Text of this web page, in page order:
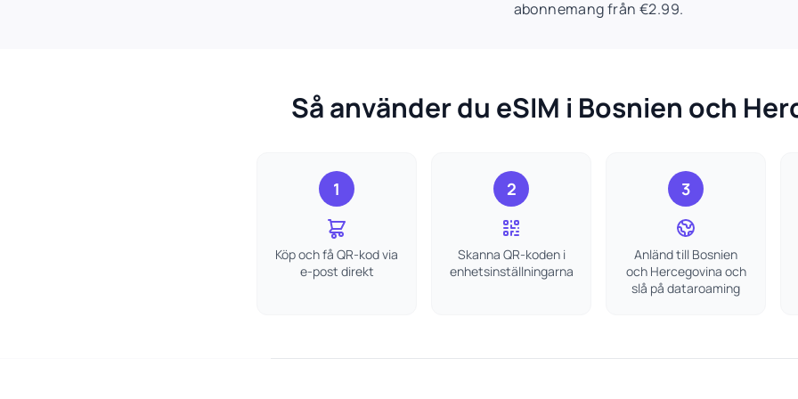
abonnemang från €2.99.
Så använder du eSIM i Bosnien och
1
Köp och få QR-kod via
e-post direkt
2
Skanna QR-koden i
enhetsinställningarna
3
Anländ till Bosnien
och Hercegovina och
slå på dataroaming